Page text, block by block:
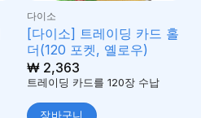
다이소
[다이소] 트레이딩 카드 홀
더(120 포켓, 옐로우)
₩2,363
트레이딩 카드를 120장 수납
장바구니